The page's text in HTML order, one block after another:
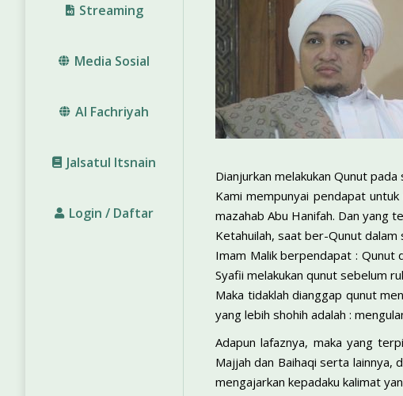
Streaming
Media Sosial
Al Fachriyah
Jalsatul Itsnain
Login / Daftar
Dianjurkan melakukan Qunut
Kami mempunyai pendapat
mazahab Abu Hanifah. Dan yang
Ketahuilah, saat ber-Qunut dalam
Imam Malik berpendapat : Qunut
Syafii melakukan qunut sebelum
Maka tidaklah dianggap qunut
yang lebih shohih adalah :
Adapun lafaznya, maka yang
Majjah dan Baihaqi serta lainnya,
mengajarkan kepadaku kalimat